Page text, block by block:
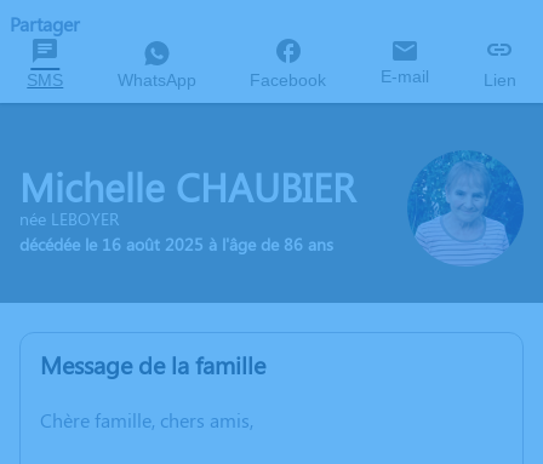
Partager
SMS WhatsApp Facebook E-mail Lien
Michelle CHAUBIER
née LEBOYER
décédée le 16 août 2025 à l'âge de 86 ans
Message de la famille
Chère famille, chers amis,